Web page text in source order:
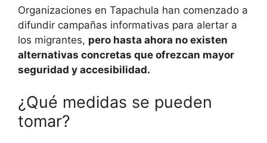
Organizaciones en Tapachula han comenzado a
difundir campañas informativas para alertar a
los migrantes, pero hasta ahora no existen
alternativas concretas que ofrezcan mayor
seguridad y accesibilidad.
¿Qué medidas se pueden
tomar?